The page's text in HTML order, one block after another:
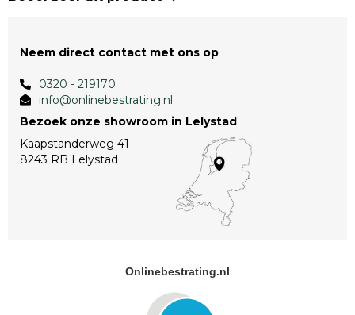
Neem direct contact met ons op
0320 - 219170
info@onlinebestrating.nl
Bezoek onze showroom in Lelystad
Kaapstanderweg 41
8243 RB Lelystad
Onlinebestrating.nl